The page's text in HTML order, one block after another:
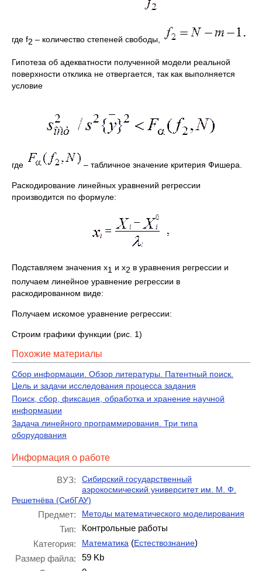
где f2 – количество степеней свободы,
Гипотеза об адекватности полученной модели реальной
поверхности отклика не отвергается, так как выполняется
условие
где – табличное значение критерия Фишера.
Раскодирование линейных уравнений регрессии
производится по формуле:
Подставляем значения x1 и x2 в уравнения регрессии и
получаем линейное уравнение регрессии в
раскодированном виде:
Получаем искомое уравнение регрессии:
Строим графики функции (рис. 1)
Похожие материалы
Сбор информации. Обзор литературы. Патентный поиск.
Цель и задачи исследования процесса задания
Поиск, сбор, фиксация, обработка и хранение научной
информации
Задача линейного программирования. Три типа
оборудования
Информация о работе
ВУЗ:
Сибирский государственный
аэрокосмический университет им. М. Ф.
Решетнёва (СибГАУ)
Предмет: Методы математического моделирования
Тип:
Контрольные работы
Категория:
Математика (Естествознание)
Размер файла:
59 Kb